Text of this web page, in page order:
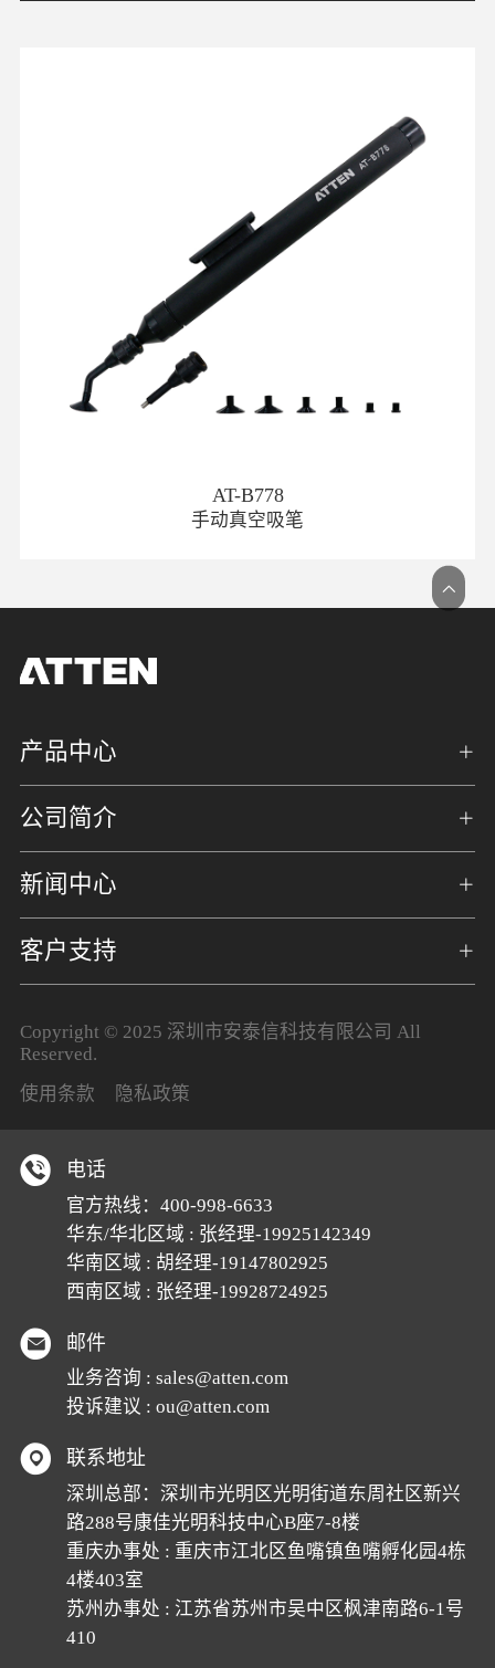
AT-B778
手动真空吸笔
产品中心
公司简介
新闻中心
客户支持
Copyright © 2025 深圳市安泰信科技有限公司 All
Reserved.
使用条款
隐私政策
电话
官方热线： 400-998-6633
华东/华北区域 : 张经理-19925142349
华南区域 : 胡经理-19147802925
西南区域 : 张经理-19928724925
邮件
业务咨询 : sales@atten.com
投诉建议 : ou@atten.com
联系地址
深圳总部：深圳市光明区光明街道东周社区新兴
路288号康佳光明科技中心B座7-8楼
重庆办事处 : 重庆市江北区鱼嘴镇鱼嘴孵化园4栋
4楼403室
苏州办事处 : 江苏省苏州市吴中区枫津南路6-1号
410